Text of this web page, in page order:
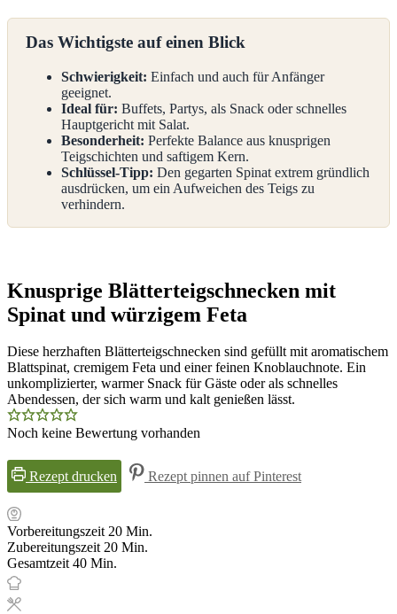
Das Wichtigste auf einen Blick
Schwierigkeit: Einfach und auch für Anfänger
geeignet.
Ideal für: Buffets, Partys, als Snack oder schnelles
Hauptgericht mit Salat.
Besonderheit: Perfekte Balance aus knusprigen
Teigschichten und saftigem Kern.
Schlüssel-Tipp: Den gegarten Spinat extrem gründlich
ausdrücken, um ein Aufweichen des Teigs zu
verhindern.
Knusprige Blätterteigschnecken mit
Spinat und würzigem Feta
Diese herzhaften Blätterteigschnecken sind gefüllt mit aromatischem
Blattspinat, cremigem Feta und einer feinen Knoblauchnote. Ein
unkomplizierter, warmer Snack für Gäste oder als schnelles
Abendessen, der sich warm und kalt genießen lässt.
Noch keine Bewertung vorhanden
Rezept drucken Rezept pinnen auf Pinterest
Vorbereitungszeit20Minuten
Min.
Zubereitungszeit20Minuten
Min.
Gesamtzeit40Minuten
Min.